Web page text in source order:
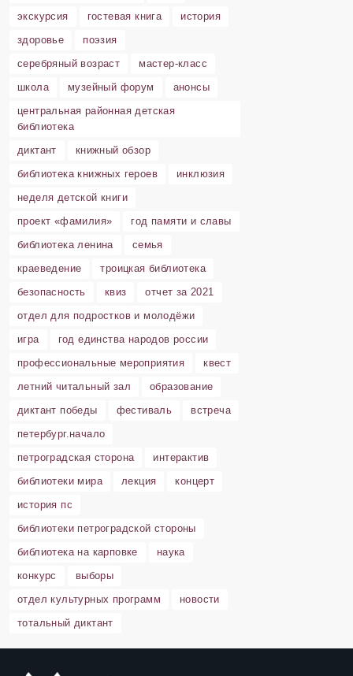
экскурсия
гостевая книга
история
здоровье
поэзия
серебряный возраст
мастер-класс
школа
музейный форум
анонсы
центральная районная детская
библиотека
диктант
книжный обзор
библиотека книжных героев
инклюзия
неделя детской книги
проект «фамилия»
год памяти и славы
библиотека ленина
семья
краеведение
троицкая библиотека
безопасность
квиз
отчет за 2021
отдел для подростков и молодёжи
игра
год единства народов россии
профессиональные мероприятия
квест
летний читальный зал
образование
диктант победы
фестиваль
встреча
петербург.начало
петроградская сторона
интерактив
библиотеки мира
лекция
концерт
история пс
библиотеки петроградской стороны
библиотека на карповке
наука
конкурс
выборы
отдел культурных программ
новости
тотальный диктант